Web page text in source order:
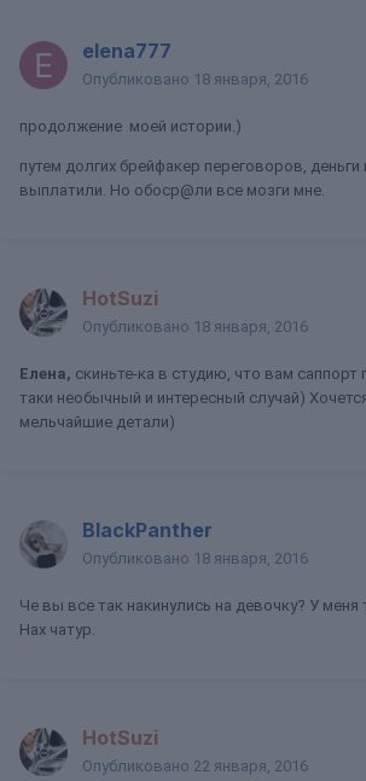
elena777
Опубликовано 18 января, 2016
продолжение моей истории.)
путем долгих брейфакер переговоров, деньги
выплатили. Но обоср@ли все мозги мне.
HotSuzi
Опубликовано 18 января, 2016
Елена, скиньте-ка в студию, что вам саппорт
таки необычный и интересный случай)
мельчайшие детали)
BlackPanther
Опубликовано 18 января, 2016
Че вы все так накинулись на девочку? У
Нах чатур.
HotSuzi
Опубликовано 22 января, 2016